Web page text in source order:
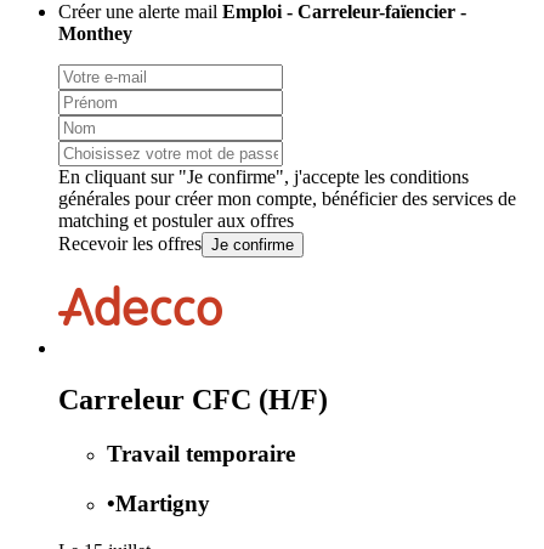
Créer une alerte mail Emploi - Carreleur-faïencier -
Monthey
En cliquant sur "Je confirme", j'accepte les conditions
générales pour créer mon compte, bénéficier des services de
matching et postuler aux offres
Recevoir les offres Je confirme
Carreleur CFC (H/F)
Travail temporaire
•Martigny